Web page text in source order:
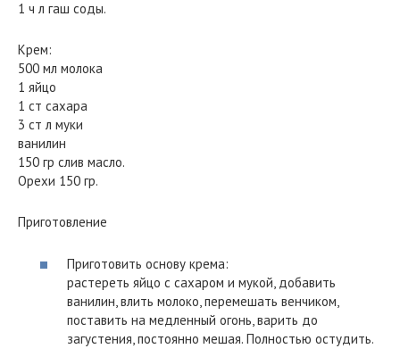
1 ч л гаш соды.
Крем:
500 мл молока
1 яйцо
1 ст сахара
3 ст л муки
ванилин
150 гр слив масло.
Орехи 150 гр.
Приготовление
Приготовить основу крема:
растереть яйцо с сахаром и мукой, добавить
ванилин, влить молоко, перемешать венчиком,
поставить на медленный огонь, варить до
загустения, постоянно мешая. Полностью остудить.